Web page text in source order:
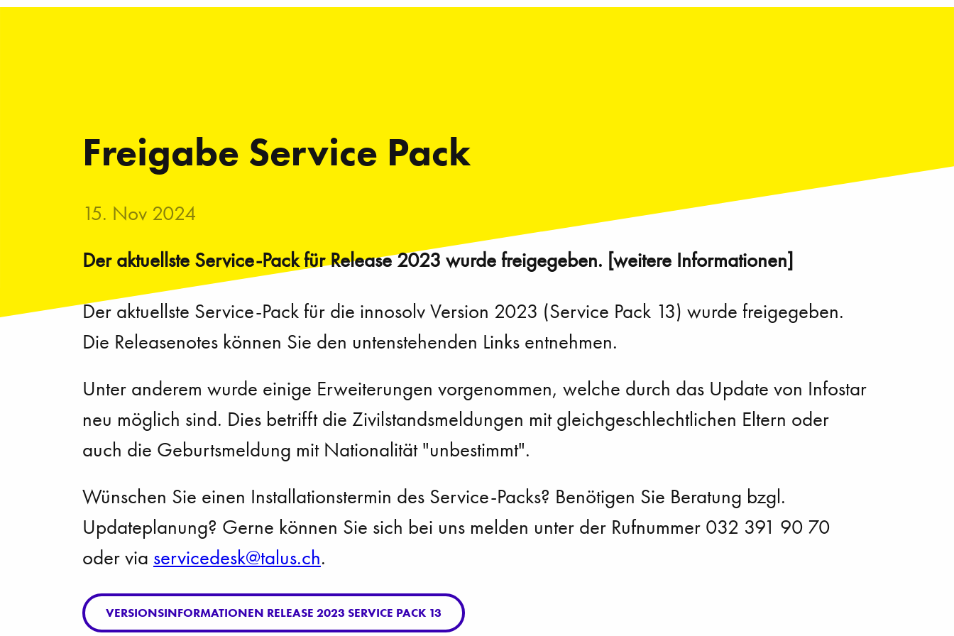
Freigabe Service Pack
15. Nov 2024
Der aktuellste Service-Pack für Release 2023 wurde freigegeben. [weitere Informationen]
Der aktuellste Service-Pack für die innosolv Version 2023 (Service Pack 13) wurde freigegeben.
Die Releasenotes können Sie den untenstehenden Links entnehmen.
Unter anderem wurde einige Erweiterungen vorgenommen, welche durch das Update von Infostar
neu möglich sind. Dies betrifft die Zivilstandsmeldungen mit gleichgeschlechtlichen Eltern oder
auch die Geburtsmeldung mit Nationalität "unbestimmt".
Wünschen Sie einen Installationstermin des Service-Packs? Benötigen Sie Beratung bzgl.
Updateplanung? Gerne können Sie sich bei uns melden unter der Rufnummer 032 391 90 70
oder via s rv c d sk t l s ch.
VERSIONSINFORMATIONEN RELEASE 2023 SERVICE PACK 13